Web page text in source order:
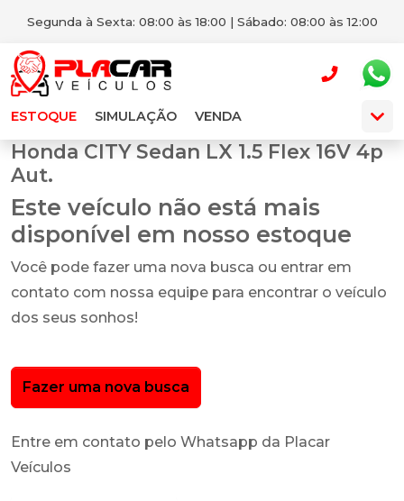
Segunda à Sexta: 08:00 às 18:00 | Sábado: 08:00 às 12:00
ESTOQUE SIMULAÇÃO VENDA
Honda CITY Sedan LX 1.5 Flex 16V 4p
Aut.
Este veículo não está mais
disponível em nosso estoque
Você pode fazer uma nova busca ou entrar em
contato com nossa equipe para encontrar o veículo
dos seus sonhos!
Fazer uma nova busca
Entre em contato pelo Whatsapp da Placar
Veículos